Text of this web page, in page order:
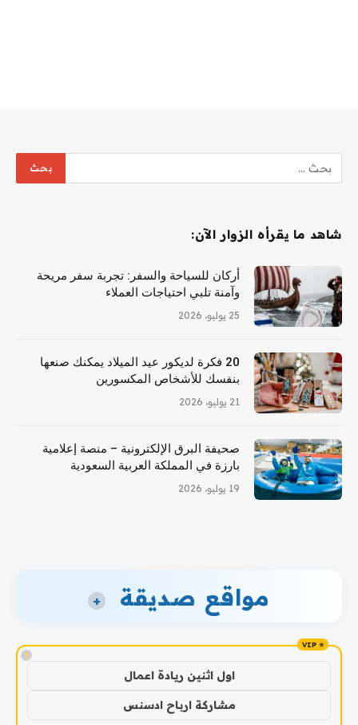
شاهد ما يقرأه الزوار الآن:
أركان للسياحة والسفر: تجربة سفر مريحة
وآمنة تلبي احتياجات العملاء
25 يوليو، 2026
20 فكرة لديكور عيد الميلاد يمكنك صنعها
بنفسك للأشخاص المكسورين
21 يوليو، 2026
صحيفة البرق الإلكترونية – منصة إعلامية
بارزة في المملكة العربية السعودية
19 يوليو، 2026
مواقع صديقة +
!
اول اثنين ريادة اعمال
مشاركة ارباح ادسنس